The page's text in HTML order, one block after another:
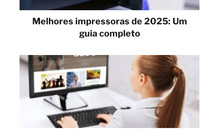
Melhores impressoras de 2025: Um
guia completo